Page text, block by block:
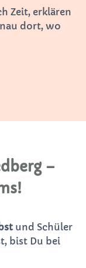
Zeit, erklären
dort, wo
–
und Schüler
bist Du bei